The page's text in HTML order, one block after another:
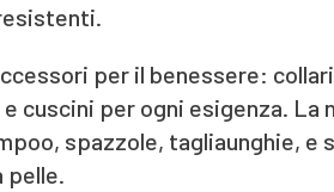
per il benessere:
cuscini per ogni esigenza. La
spazzole, tagliaunghie, e
pelle.